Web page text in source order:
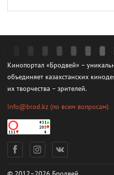
Кинопортал «Бродвей» –
объединяет казахстанских
их творчества – зрителей.
info@brod.kz (по всем вопросам)